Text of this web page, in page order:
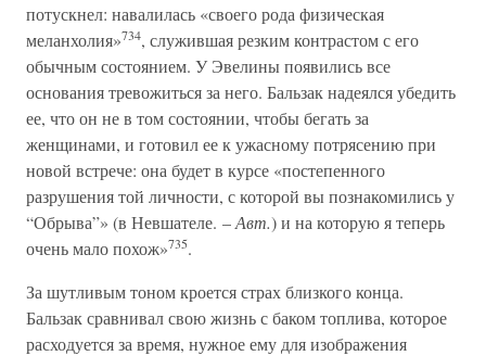
потускнел: навалилась «своего рода физическая
меланхолия»734, служившая резким контрастом с его
обычным состоянием. У Эвелины появились все
основания тревожиться за него. Бальзак надеялся убедить
ее, что он не в том состоянии, чтобы бегать за
женщинами, и готовил ее к ужасному потрясению при
новой встрече: она будет в курсе «постепенного
разрушения той личности, с которой вы познакомились у
“Обрыва”» (в Невшателе. –Авт.) и на которую я теперь
очень мало похож»735.
За шутливым тоном кроется страх близкого конца.
Бальзак сравнивал свою жизнь с баком топлива, которое
расходуется за время, нужное ему для изображения